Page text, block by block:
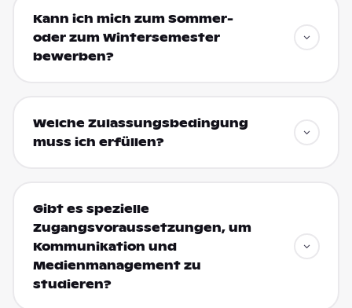
Kann ich mich zum Sommer-
oder zum Wintersemester
bewerben?
Welche Zulassungsbedingung
muss ich erfüllen?
Gibt es spezielle
Zugangsvoraussetzungen, um
Kommunikation und
Medienmanagement zu
studieren?